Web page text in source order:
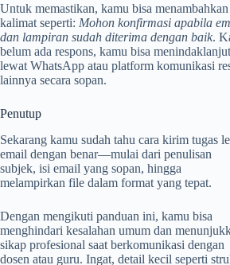
Untuk memastikan, kamu bisa menambahkan
kalimat seperti: Mohon konfirmasi apabila
dan lampiran sudah diterima dengan baik.
belum ada respons, kamu bisa
lewat WhatsApp atau platform komunikasi
lainnya secara sopan.
Penutup
Sekarang kamu sudah tahu cara kirim tugas
email dengan benar—mulai dari penulisan
subjek, isi email yang sopan, hingga
melampirkan file dalam format yang tepat.
Dengan mengikuti panduan ini, kamu bisa
menghindari kesalahan umum dan
sikap profesional saat berkomunikasi dengan
dosen atau guru. Ingat, detail kecil seperti